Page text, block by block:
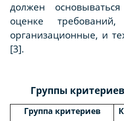
должен
оценке
организационные, и
[3].
Группы
Группа критериев